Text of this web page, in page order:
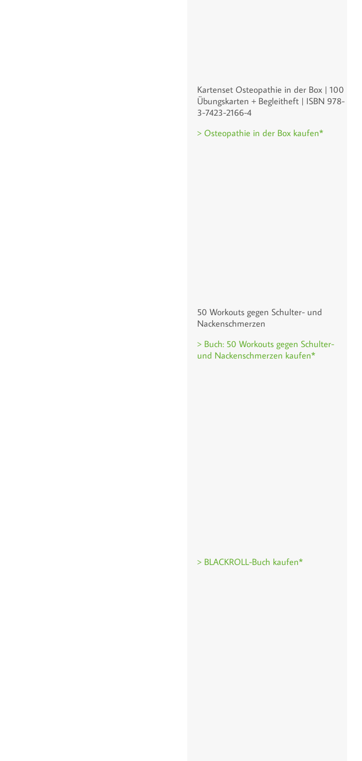
Kartenset Osteopathie in der Box | 100
Übungskarten + Begleitheft | ISBN 978-
3-7423-2166-4
> Osteopathie in der Box kaufen*
50 Workouts gegen Schulter- und
Nackenschmerzen
> Buch: 50 Workouts gegen Schulter-
und Nackenschmerzen kaufen*
> BLACKROLL-Buch kaufen*